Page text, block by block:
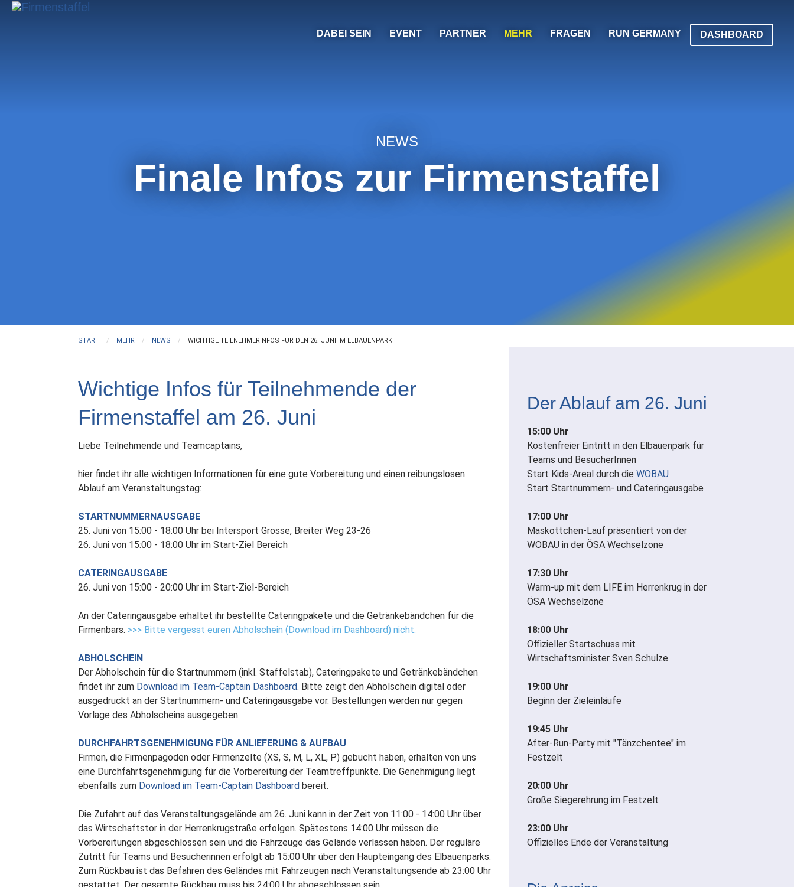
DABEI SEIN EVENT PARTNER MEHR FRAGEN RUN GERMANY DASHBOARD
NEWS
Finale Infos zur Firmenstaffel
START MEHR NEWS WICHTIGE TEILNEHMERINFOS FÜR DEN 26. JUNI IM ELBAUENPARK
Wichtige Infos für Teilnehmende der
Firmenstaffel am 26. Juni
Liebe Teilnehmende und Teamcaptains,
hier findet ihr alle wichtigen Informationen für eine gute Vorbereitung und einen reibungslosen
Ablauf am Veranstaltungstag:
STARTNUMMERNAUSGABE
25. Juni von 15:00 - 18:00 Uhr bei Intersport Grosse, Breiter Weg 23-26
26. Juni von 15:00 - 18:00 Uhr im Start-Ziel Bereich
CATERINGAUSGABE
26. Juni von 15:00 - 20:00 Uhr im Start-Ziel-Bereich
An der Cateringausgabe erhaltet ihr bestellte Cateringpakete und die Getränkebändchen für die
Firmenbars. >>> Bitte vergesst euren Abholschein (Download im Dashboard) nicht.
ABHOLSCHEIN
Der Abholschein für die Startnummern (inkl. Staffelstab), Cateringpakete und Getränkebändchen
findet ihr zum Download im Team-Captain Dashboard. Bitte zeigt den Abholschein digital oder
ausgedruckt an der Startnummern- und Cateringausgabe vor. Bestellungen werden nur gegen
Vorlage des Abholscheins ausgegeben.
DURCHFAHRTSGENEHMIGUNG FÜR ANLIEFERUNG & AUFBAU
Firmen, die Firmenpagoden oder Firmenzelte (XS, S, M, L, XL, P) gebucht haben, erhalten von uns
eine Durchfahrtsgenehmigung für die Vorbereitung der Teamtreffpunkte. Die Genehmigung liegt
ebenfalls zum Download im Team-Captain Dashboard bereit.
Die Zufahrt auf das Veranstaltungsgelände am 26. Juni kann in der Zeit von 11:00 - 14:00 Uhr über
das Wirtschaftstor in der Herrenkrugstraße erfolgen. Spätestens 14:00 Uhr müssen die
Vorbereitungen abgeschlossen sein und die Fahrzeuge das Gelände verlassen haben. Der reguläre
Zutritt für Teams und Besucherinnen erfolgt ab 15:00 Uhr über den Haupteingang des Elbauenparks.
Zum Rückbau ist das Befahren des Geländes mit Fahrzeugen nach Veranstaltungsende ab 23:00 Uhr
Der Ablauf am 26. Juni
15:00 Uhr
Kostenfreier Eintritt in den Elbauenpark für
Teams und BesucherInnen
Start Kids-Areal durch die WOBAU
Start Startnummern- und Cateringausgabe
17:00 Uhr
Maskottchen-Lauf präsentiert von der
WOBAU in der ÖSA Wechselzone
17:30 Uhr
Warm-up mit dem LIFE im Herrenkrug in der
ÖSA Wechselzone
18:00 Uhr
Offizieller Startschuss mit
Wirtschaftsminister Sven Schulze
19:00 Uhr
Beginn der Zieleinläufe
19:45 Uhr
After-Run-Party mit "Tänzchentee" im
Festzelt
20:00 Uhr
Große Siegerehrung im Festzelt
23:00 Uhr
Offizielles Ende der Veranstaltung